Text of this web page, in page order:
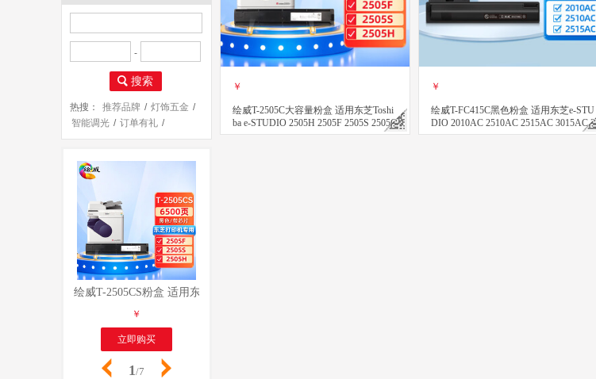
-
搜索
热搜： 推荐品牌 / 灯饰五金 /
智能调光 / 订单有礼 /
安装服务 /
1/7
绘威T-2505CS粉盒 适用东芝Toshiba e-STUDIO 2505H 2505F 2505S 2505C打印机 复印机墨粉 碳粉盒
￥
立即购买
￥
绘威T-2505C大容量粉盒 适用东芝Toshi
ba e-STUDIO 2505H 2505F 2505S 2505C
打印机 复印机墨粉 碳粉盒
￥
绘威T-FC415C黑色粉盒 适用东芝e-STU
DIO 2010AC 2510AC 2515AC 3015AC 3
515AC 4515AC 5015AC碳粉 墨粉 墨盒